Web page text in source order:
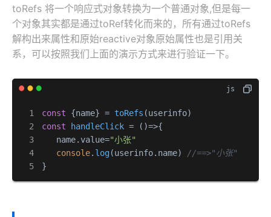
toRefs 将一个响应式对象转换为一个普通对象,但是每一
个对象其实都是通过toRef转化而来的，所有通过toRefs
解构出来属性和原始reactive对象原始属性也是引用关
系，可以按照我们上面的演示方式来进行验证一下。
const {name} = toRefs
const
handleClick = ( )=>{
   name.
value="小张"
console. log(userinfo. name)
//==>"小张"
}